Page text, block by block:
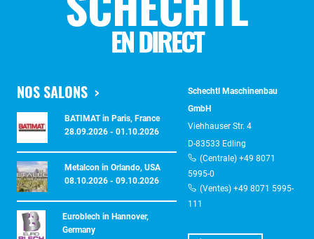
EN DIRECT
NOS SALONS
BATIMAT in Paris, France
28.09.2026 - 01.10.2026
Metalcon in Orlando, USA
08.10.2026 - 09.10.2026
Euroblech in Hannover,
Germany
Schechtl Maschinenbau
GmbH
Viehhauser Str. 4
D-83533 Edling
(Centrale) +49 8071
5995-0
(Ventes) +49 8071 5995-
111